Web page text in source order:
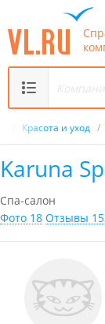
Красота и уход /
Karuna
Спа-салон
Фото 18 Отзывы